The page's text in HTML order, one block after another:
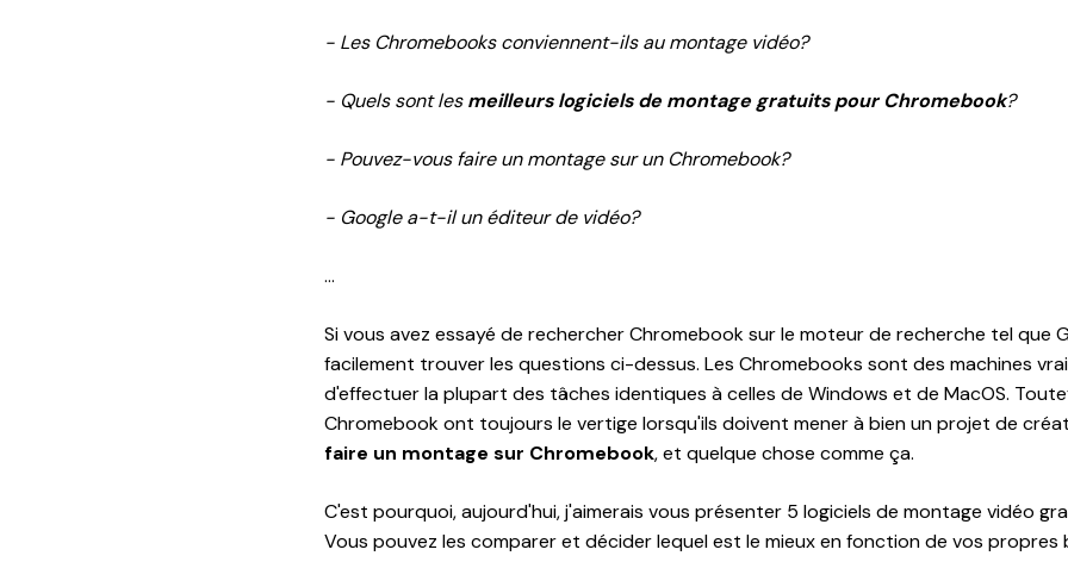
- Les Chromebooks conviennent-ils au montage vidéo?
- Quels sont lesmeilleurs logiciels de montage gratuits pour Chromebook?
- Pouvez-vous faire un montage sur un Chromebook?
- Google a-t-il un éditeur de vidéo?
...
Si vous avez essayé de rechercher Chromebook sur le moteur de recherche tel que
facilement trouver les questions ci-dessus. Les Chromebooks sont des machines
d'effectuer la plupart des tâches identiques à celles de Windows et de MacOS.
Chromebook ont toujours le vertige lorsqu'ils doivent mener à bien un projet de
faire un montage sur Chromebook, et quelque chose comme ça.
C'est pourquoi, aujourd'hui, j'aimerais vous présenter 5 logiciels de montage vidéo
Vous pouvez les comparer et décider lequel est le mieux en fonction de vos propres